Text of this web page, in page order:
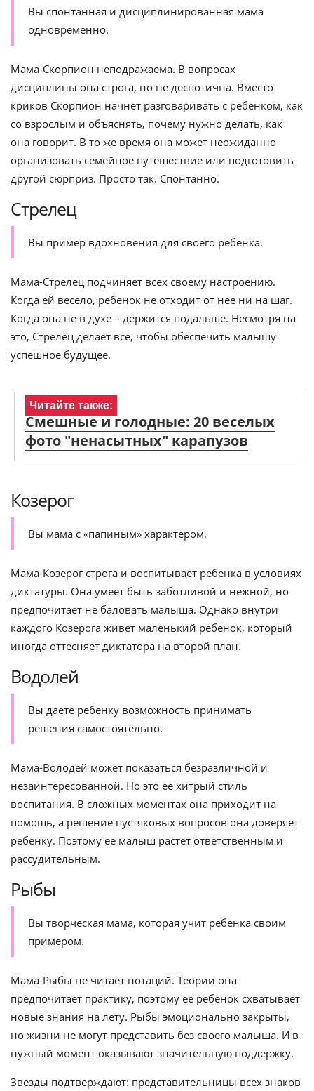
Вы спонтанная и дисциплинированная мама
одновременно.
Мама-Скорпион неподражаема. В вопросах
дисциплины она строга, но не деспотична. Вместо
криков Скорпион начнет разговаривать с ребенком, как
со взрослым и объяснять, почему нужно делать, как
она говорит. В то же время она может неожиданно
организовать семейное путешествие или подготовить
другой сюрприз. Просто так. Спонтанно.
Стрелец
Вы пример вдохновения для своего ребенка.
Мама-Стрелец подчиняет всех своему настроению.
Когда ей весело, ребенок не отходит от нее ни на шаг.
Когда она не в духе – держится подальше. Несмотря на
это, Стрелец делает все, чтобы обеспечить малышу
успешное будущее.
Читайте также:
Смешные и голодные: 20 веселых
фото "ненасытных" карапузов
Козерог
Вы мама с «папиным» характером.
Мама-Козерог строга и воспитывает ребенка в условиях
диктатуры. Она умеет быть заботливой и нежной, но
предпочитает не баловать малыша. Однако внутри
каждого Козерога живет маленький ребенок, который
иногда оттесняет диктатора на второй план.
Водолей
Вы даете ребенку возможность принимать
решения самостоятельно.
Мама-Володей может показаться безразличной и
незаинтересованной. Но это ее хитрый стиль
воспитания. В сложных моментах она приходит на
помощь, а решение пустяковых вопросов она доверяет
ребенку. Поэтому ее малыш растет ответственным и
рассудительным.
Рыбы
Вы творческая мама, которая учит ребенка своим
примером.
Мама-Рыбы не читает нотаций. Теории она
предпочитает практику, поэтому ее ребенок схватывает
новые знания на лету. Рыбы эмоционально закрыты,
но жизни не могут представить без своего малыша. И в
нужный момент оказывают значительную поддержку.
Звезды подтверждают: представительницы всех знаков